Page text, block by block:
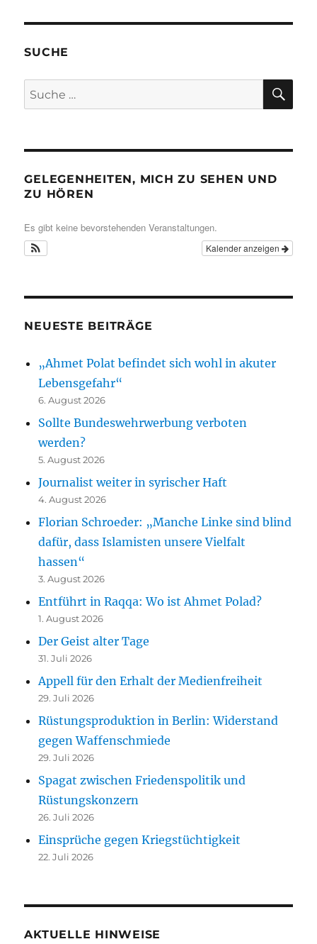
SUCHE
Suche
nach:
GELEGENHEITEN, MICH ZU SEHEN UND
ZU HÖREN
Es gibt keine bevorstehenden Veranstaltungen.
Kalender anzeigen
NEUESTE BEITRÄGE
„Ahmet Polat befindet sich wohl in akuter
Lebensgefahr“
6. August 2026
Sollte Bundeswehrwerbung verboten
werden?
5. August 2026
Journalist weiter in syrischer Haft
4. August 2026
Florian Schroeder: „Manche Linke sind blind
dafür, dass Islamisten unsere Vielfalt
hassen“
3. August 2026
Entführt in Raqqa: Wo ist Ahmet Polad?
1. August 2026
Der Geist alter Tage
31. Juli 2026
Appell für den Erhalt der Medienfreiheit
29. Juli 2026
Rüstungsproduktion in Berlin: Widerstand
gegen Waffenschmiede
29. Juli 2026
Spagat zwischen Friedenspolitik und
Rüstungskonzern
26. Juli 2026
Einsprüche gegen Kriegstüchtigkeit
22. Juli 2026
AKTUELLE HINWEISE